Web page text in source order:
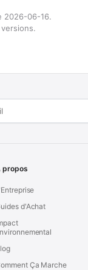
2026-06-16.
propos
d'Achat
Ça Marche